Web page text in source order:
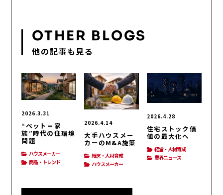
OTHER BLOGS
他の記事も見る
2026.3.31
“ペット＝家
族”時代の住環境
問題
ハウスメーカー
商品・トレンド
2026.4.14
大手ハウスメー
カーのM&A施策
経営・人材育成
ハウスメーカー
2026.4.28
住宅ストック価
値の最大化へ
経営・人材育成
業界ニュース